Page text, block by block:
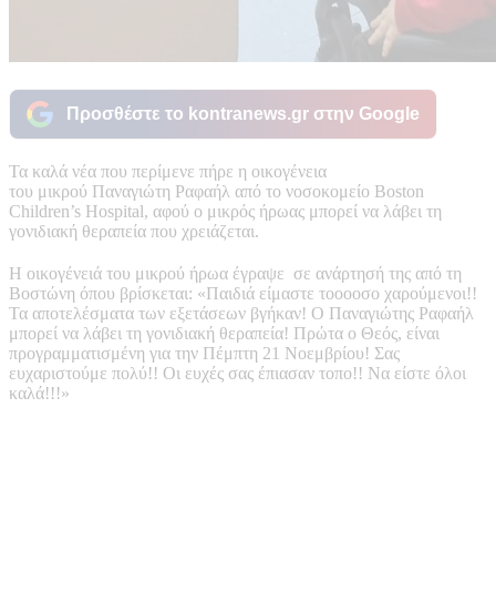
Προσθέστε το kontranews.gr στην Google
Τα καλά νέα που περίμενε πήρε η οικογένεια
του μικρού Παναγιώτη Ραφαήλ από το νοσοκομείο Boston
Children’s Hospital, αφού ο μικρός ήρωας μπορεί να λάβει τη
γονιδιακή θεραπεία που χρειάζεται.
Η οικογένειά του μικρού ήρωα έγραψε σε ανάρτησή της από τη
Βοστώνη όπου βρίσκεται: «Παιδιά είμαστε τοοοοσο χαρούμενοι!!
Τα αποτελέσματα των εξετάσεων βγήκαν! Ο Παναγιώτης Ραφαήλ
μπορεί να λάβει τη γονιδιακή θεραπεία! Πρώτα ο Θεός, είναι
προγραμματισμένη για την Πέμπτη 21 Νοεμβρίου! Σας
ευχαριστούμε πολύ!! Οι ευχές σας έπιασαν τοπο!! Να είστε όλοι
καλά!!!»